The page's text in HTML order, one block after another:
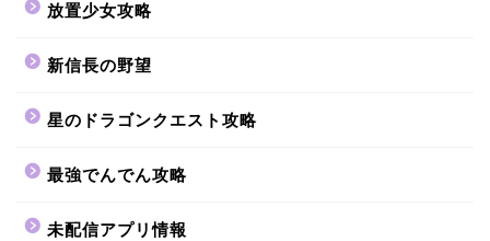
放置少女攻略
新信長の野望
星のドラゴンクエスト攻略
最強でんでん攻略
未配信アプリ情報